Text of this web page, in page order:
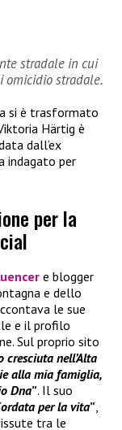
stradale in cui
omicidio stradale.
si è trasformato
Härtig è
dall’ex
indagato per
per la
e blogger
e dello
le sue
e il profilo
Sul proprio sito
cresciuta nell’Alta
alla mia famiglia,
Dna”. Il suo
per la vita”,
tra le